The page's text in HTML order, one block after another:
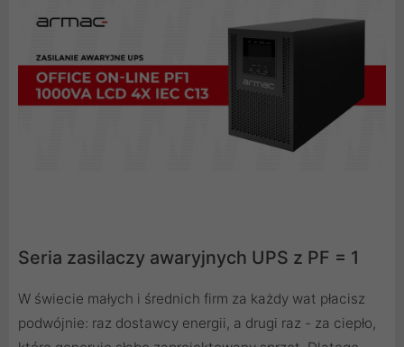
Seria zasilaczy awaryjnych UPS z PF = 1
W świecie małych i średnich firm za każdy wat płacisz
podwójnie: raz dostawcy energii, a drugi raz - za ciepło,